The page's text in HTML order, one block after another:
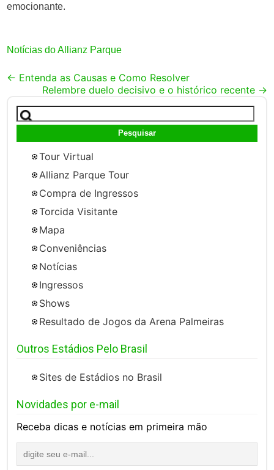
emocionante.
Notícias do Allianz Parque
Post
navigation
← Entenda as Causas e Como Resolver
Relembre duelo decisivo e o histórico recente →
Pesquisar
por:
Tour Virtual
Allianz Parque Tour
Compra de Ingressos
Torcida Visitante
Mapa
Conveniências
Notícias
Ingressos
Shows
Resultado de Jogos da Arena Palmeiras
Outros Estádios Pelo Brasil
Sites de Estádios no Brasil
Novidades por e-mail
Receba dicas e notícias em primeira mão